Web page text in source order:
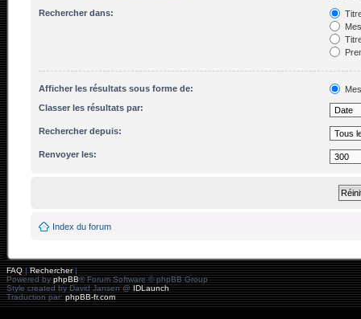
Rechercher dans:
Afficher les résultats sous forme de:
Classer les résultats par:
Rechercher depuis:
Renvoyer les:
Index du forum
FAQ|Rechercher|
Powered byphpBB® Forum Software © phpBB Group
Style created by David Jansen @IDLaunch
Traduction par:phpBB-fr.com